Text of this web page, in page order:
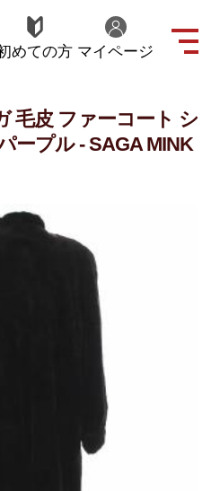
めての方 マイページ
毛皮 ファーコート シ
ープル - SAGA MINK